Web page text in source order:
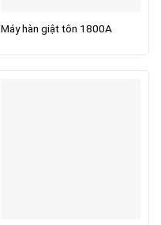
Máy hàn giật tôn 1800A